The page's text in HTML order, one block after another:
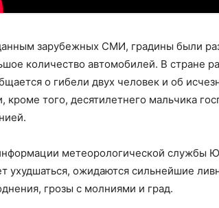
зарубежных СМИ, градины были
количество автомобилей. В стране
о гибели двух человек и об
кроме того, десятилетнего мальчика
метеорологической службы
ухудшаться, ожидаются сильнейшие
грозы с молниями и град.